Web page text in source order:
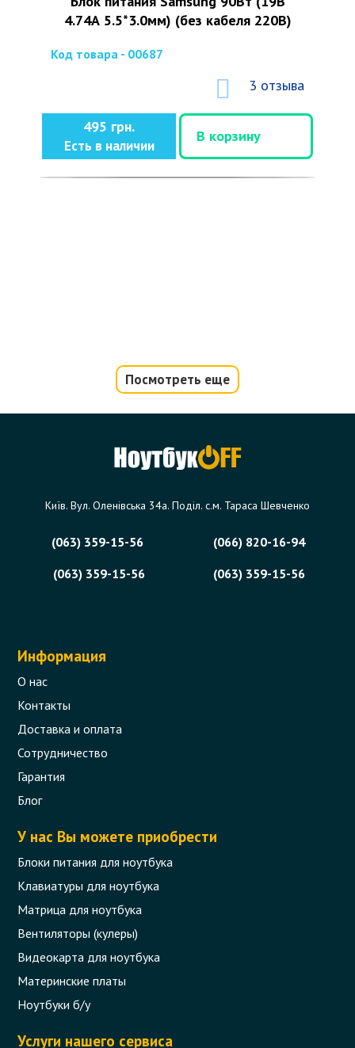
4.74А 5.5*3.0мм) (без кабеля 220В)
Код товара - 00687
3 отзыва
495 грн.
Есть в наличии
В корзину
Посмотреть еще
Київ. Вул. Оленівська 34а. Поділ. с.м. Тараса Шевченко
(063) 359-15-56
(066) 820-16-94
(063) 359-15-56
(063) 359-15-56
Информация
О нас
Контакты
Доставка и оплата
Сотрудничество
Гарантия
Блог
У нас Вы можете приобрести
Блоки питания для ноутбука
Клавиатуры для ноутбука
Матрица для ноутбука
Вентиляторы (кулеры)
Видеокарта для ноутбука
Материнские платы
Ноутбуки б/у
Услуги нашего сервиса